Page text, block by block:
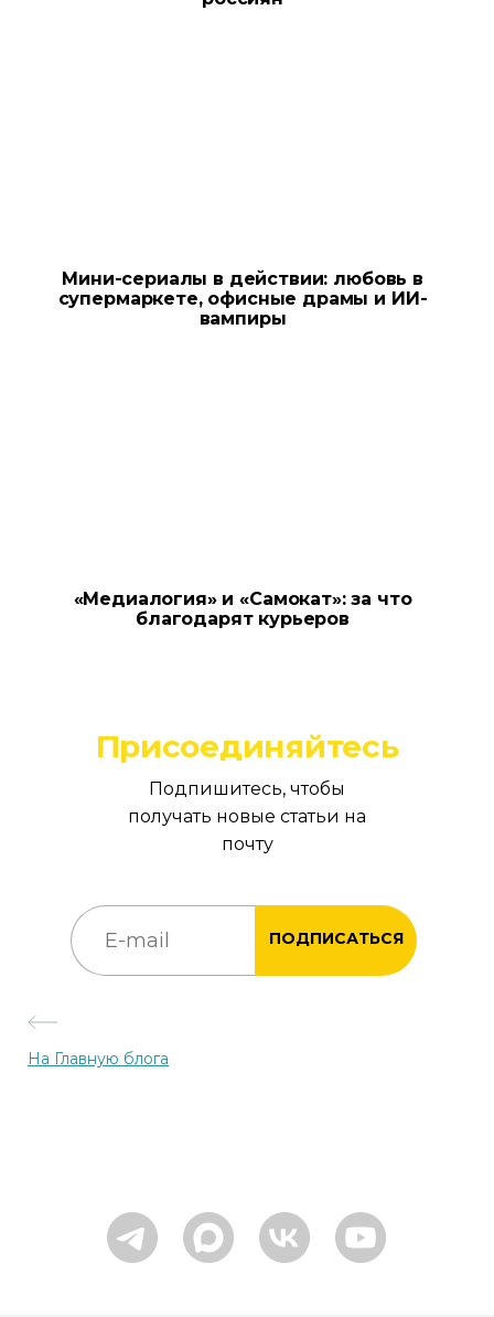
Мини-сериалы в действии: любовь в
супермаркете, офисные драмы и ИИ-
вампиры
«Медиалогия» и «Самокат»: за что
благодарят курьеров
Присоединяйтесь
Подпишитесь, чтобы
получать новые статьи на
почту
ПОДПИСАТЬСЯ
На Главную блога